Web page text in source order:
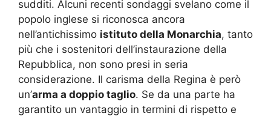
sudditi. Alcuni recenti sondaggi svelano come il
popolo inglese si riconosca ancora
nell’antichissimo istituto della Monarchia, tanto
più che i sostenitori dell’instaurazione della
Repubblica, non sono presi in seria
considerazione. Il carisma della Regina è però
un’arma a doppio taglio. Se da una parte ha
garantito un vantaggio in termini di rispetto e